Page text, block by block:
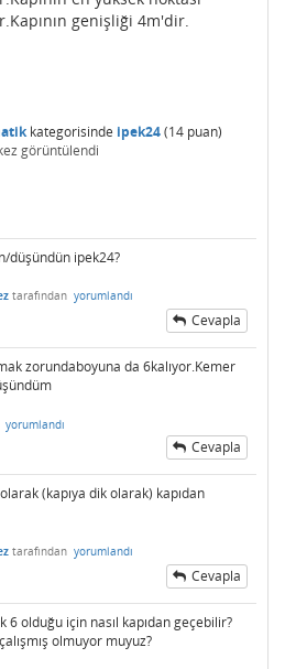
genişliği 4m'dir.
kategorisinde ipek24(14 puan)
görüntülendi
düşündün ipek24?
tarafından yorumlandı
Cevapla
zorundaboyuna da 6kalıyor.Kemer
yorumlandı
Cevapla
(kapıya dik olarak) kapıdan
tarafından yorumlandı
Cevapla
6 olduğu için nasıl kapıdan geçebilir?
olmuyor muyuz?